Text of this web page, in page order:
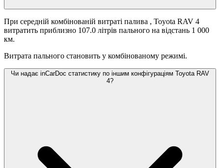
При середній комбінованій витраті палива , Toyota RAV 4
витратить приблизно 107.0 літрів пального на відстань 1 000
км.
Витрата пального становить у комбінованому режимі.
Чи надає inCarDoc статистику по іншим конфігураціям Toyota RAV
4?